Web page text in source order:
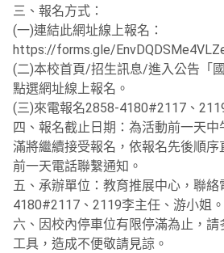
三、報名方式：
(一)連結此網址線上報名：
https://forms.gle/
(二)本校首頁/招生訊息/進入公告「
點選網址線上報名。
(三)來電報名2858-4180#2117、
四、報名截止日期：為活動前一天
滿將繼續接受報名，依報名先後順序
前一天電話聯繫通知。
五、承辦單位：教育推展中心，聯絡
4180#2117、2119李主任、游小姐。
六、因校內停車位有限停滿為止，
工具，造成不便敬請見諒。